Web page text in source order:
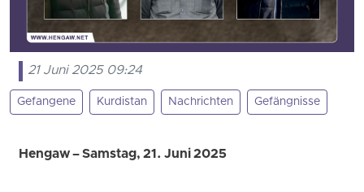
21 Juni 2025 09:24
Gefangene Kurdistan Nachrichten Gefängnisse
Hengaw – Samstag, 21. Juni 2025